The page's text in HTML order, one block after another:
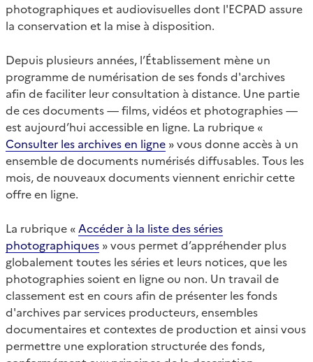
photographiques et audiovisuelles dont l'ECPAD assure
la conservation et la mise à disposition.
Depuis plusieurs années, l’Établissement mène un
programme de numérisation de ses fonds d'archives
afin de faciliter leur consultation à distance. Une partie
de ces documents — films, vidéos et photographies —
est aujourd’hui accessible en ligne. La rubrique «
Consulter les archives en ligne » vous donne accès à un
ensemble de documents numérisés diffusables. Tous les
mois, de nouveaux documents viennent enrichir cette
offre en ligne.
La rubrique « Accéder à la liste des séries
photographiques » vous permet d’appréhender plus
globalement toutes les séries et leurs notices, que les
photographies soient en ligne ou non. Un travail de
classement est en cours afin de présenter les fonds
d'archives par services producteurs, ensembles
documentaires et contextes de production et ainsi vous
permettre une exploration structurée des fonds,